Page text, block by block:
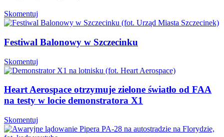
Skomentuj
Festiwal Balonowy w Szczecinku
Skomentuj
Heart Aerospace otrzymuje zielone światło od FAA
na testy w locie demonstratora X1
Skomentuj